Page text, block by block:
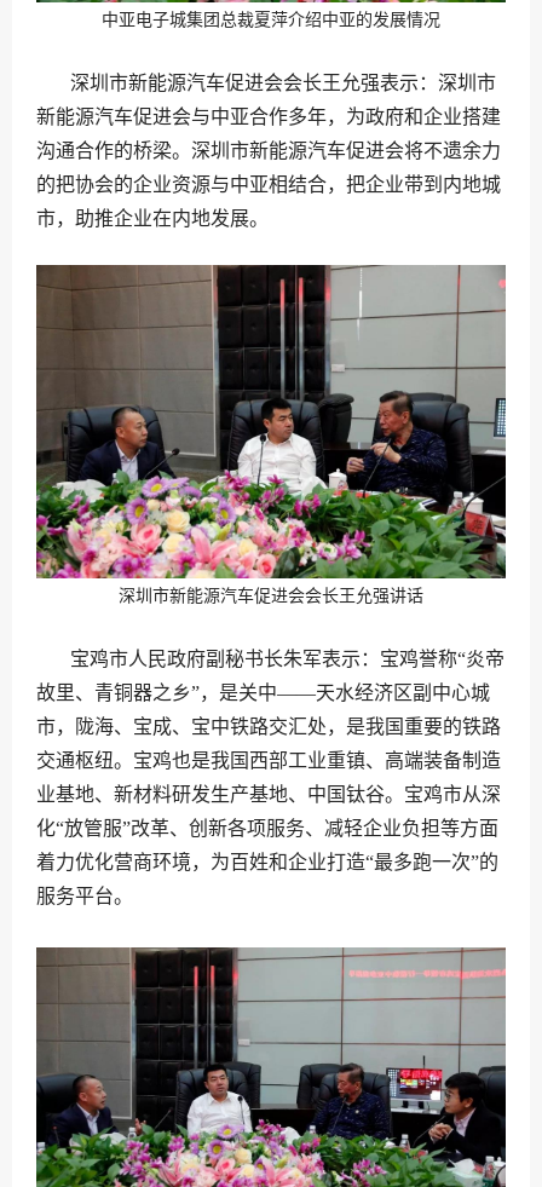
中亚电子城集团总裁夏萍介绍中亚的发展情况
深圳市新能源汽车促进会会长王允强表示：深圳市
新能源汽车促进会与中亚合作多年，为政府和企业搭建
沟通合作的桥梁。深圳市新能源汽车促进会将不遗余力
的把协会的企业资源与中亚相结合，把企业带到内地城
市，助推企业在内地发展。
深圳市新能源汽车促进会会长王允强讲话
宝鸡市人民政府副秘书长朱军表示：宝鸡誉称“炎帝
故里、青铜器之乡”，是关中——天水经济区副中心城
市，陇海、宝成、宝中铁路交汇处，是我国重要的铁路
交通枢纽。宝鸡也是我国西部工业重镇、高端装备制造
业基地、新材料研发生产基地、中国钛谷。宝鸡市从深
化“放管服”改革、创新各项服务、减轻企业负担等方面
着力优化营商环境，为百姓和企业打造“最多跑一次”的
服务平台。